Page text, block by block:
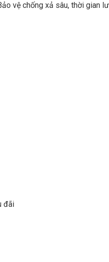
vệ chống xả sâu, thời gian
đãi